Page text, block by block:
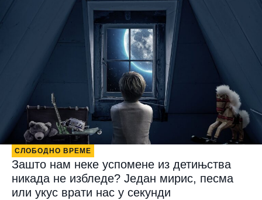
СЛОБОДНО ВРЕМЕ
Зашто нам неке успомене из детињства
никада не избледе? Један мирис, песма
или укус врати нас у секунди